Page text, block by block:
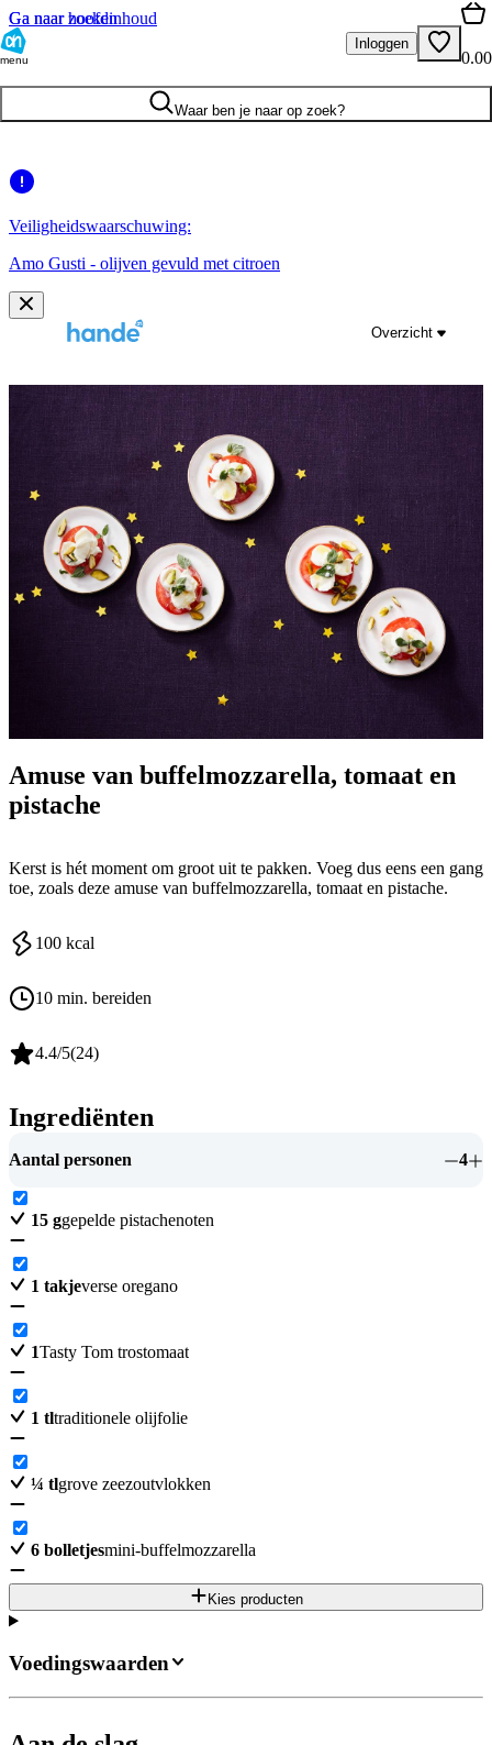
Ga naar hoofdinhoud
Ga naar zoeken
menu
Inloggen
0.00
Waar ben je naar op zoek?
Veiligheidswaarschuwing:
Amo Gusti - olijven gevuld met citroen
Overzicht
Amuse van buffelmozzarella, tomaat en
pistache
Kerst is hét moment om groot uit te pakken. Voeg dus eens een gang
toe, zoals deze amuse van buffelmozzarella, tomaat en pistache.
100 kcal
10 min. bereiden
4.4/5(24)
Ingrediënten
Aantal personen 4
15 ggepelde pistachenoten
1 takjeverse oregano
1Tasty Tom trostomaat
1 tltraditionele olijfolie
¼ tlgrove zeezoutvlokken
6 bolletjesmini-buffelmozzarella
Kies producten
Voedingswaarden